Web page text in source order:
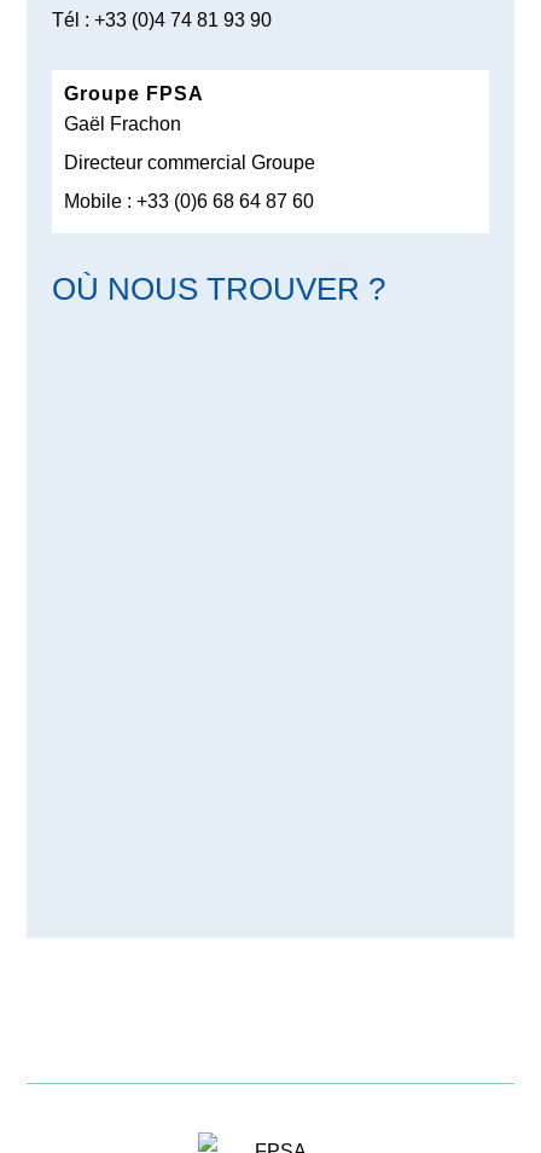
Tél : +33 (0)4 74 81 93 90
Groupe FPSA
Gaël Frachon
Directeur commercial Groupe
Mobile : +33 (0)6 68 64 87 60
OÙ NOUS TROUVER ?